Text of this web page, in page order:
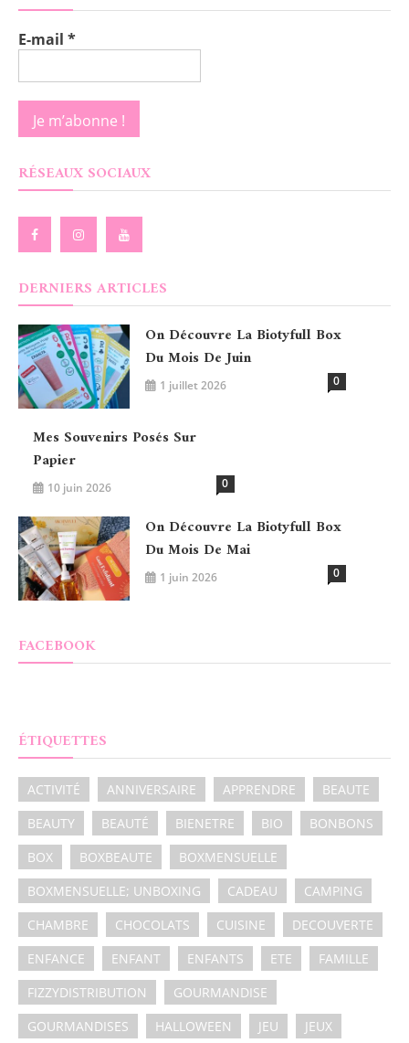
E-mail *
RÉSEAUX SOCIAUX
DERNIERS ARTICLES
On Découvre La Biotyfull Box
Du Mois De Juin
1 juillet 2026 0
Mes Souvenirs Posés Sur
Papier
10 juin 2026 0
On Découvre La Biotyfull Box
Du Mois De Mai
1 juin 2026 0
FACEBOOK
ÉTIQUETTES
ACTIVITÉ ANNIVERSAIRE APPRENDRE
BEAUTE
BEAUTY
BEAUTÉ BIENETRE BIO
BONBONS
BOX
BOXBEAUTE
BOXMENSUELLE
BOXMENSUELLE; UNBOXING
CADEAU
CAMPING
CHAMBRE
CHOCOLATS CUISINE
DECOUVERTE
ENFANCE
ENFANT ENFANTS ETE
FAMILLE
FIZZYDISTRIBUTION
GOURMANDISE
GOURMANDISES
HALLOWEEN JEU JEUX